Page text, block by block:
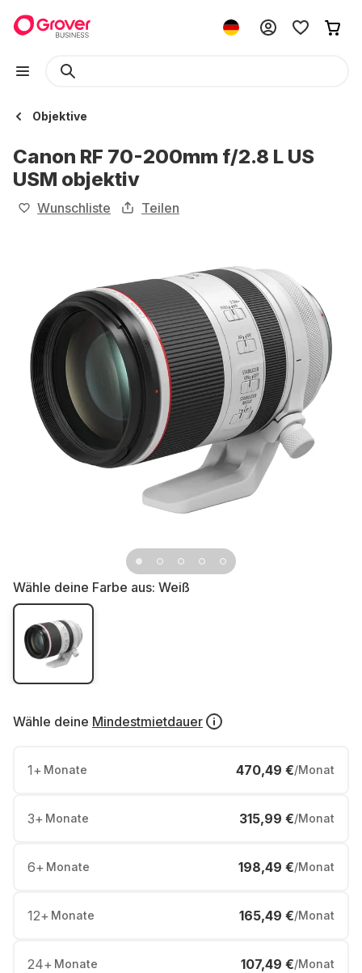
Objektive
Canon RF 70-200mm f/2.8 L US
USM objektiv
Wunschliste Teilen
Wähle deine Farbe aus: Weiß
Wähle deine Mindestmietdauer
1+ Monate 470,49 €/Monat
3+ Monate 315,99 €/Monat
6+ Monate 198,49 €/Monat
12+ Monate 165,49 €/Monat
24+ Monate 107,49 €/Monat